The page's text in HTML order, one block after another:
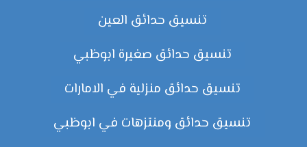
تنسيق حدائق العين
تنسيق حدائق صغيرة ابوظبي
تنسيق حدائق منزلية في الامارات
تنسيق حدائق ومنتزهات في ابوظبي